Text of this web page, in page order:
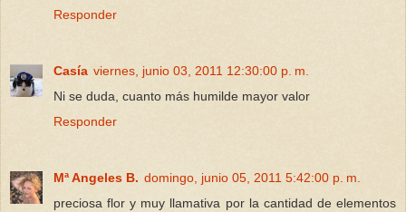
Responder
Casía viernes, junio 03, 2011 12:30:00 p. m.
Ni se duda, cuanto más humilde mayor valor
Responder
Mª Angeles B. domingo, junio 05, 2011 5:42:00 p. m.
preciosa flor y muy llamativa por la cantidad de elementos